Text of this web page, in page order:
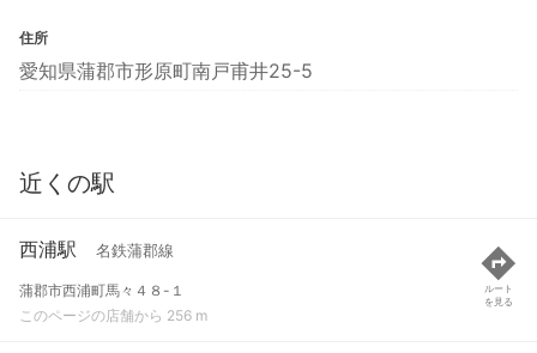
住所
愛知県蒲郡市形原町南戸甫井25-5
近くの駅
西浦駅 名鉄蒲郡線
蒲郡市西浦町馬々４８-１
このページの店舗から 256 m
ルート
を見る